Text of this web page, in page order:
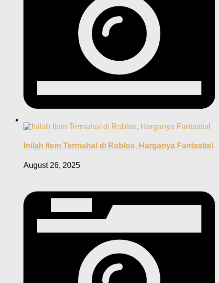
Inilah Item Termahal di Roblox, Harganya Fantastis!
August 26, 2025